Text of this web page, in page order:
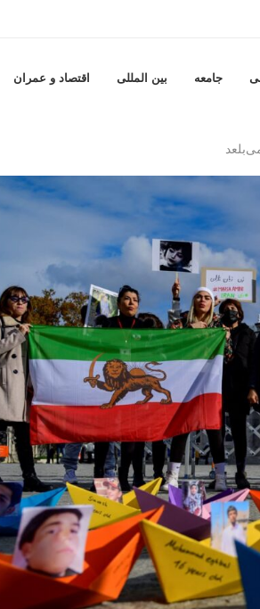
جامعه بين المللى اقتصاد و عمران